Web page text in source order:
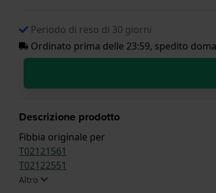
Periodo di reso di 30 giorni
Ordinato prima delle 23:59, spedito
Descrizione prodotto
Fibbia originale per
T02121561
T02122551
Altro